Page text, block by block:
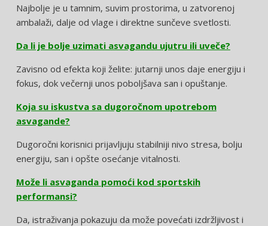
Najbolje je u tamnim, suvim prostorima, u zatvorenoj
ambalaži, dalje od vlage i direktne sunčeve svetlosti.
Da li je bolje uzimati asvagandu ujutru ili uveče?
Zavisno od efekta koji želite: jutarnji unos daje energiju i
fokus, dok večernji unos poboljšava san i opuštanje.
Koja su iskustva sa dugoročnom upotrebom
asvagande?
Dugoročni korisnici prijavljuju stabilniji nivo stresa, bolju
energiju, san i opšte osećanje vitalnosti.
Može li asvaganda pomoći kod sportskih
performansi?
Da, istraživanja pokazuju da može povećati izdržljivost i